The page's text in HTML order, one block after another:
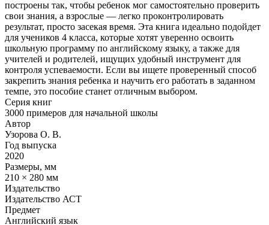
построены так, чтобы ребенок мог самостоятельно проверить
свои знания, а взрослые — легко проконтролировать
результат, просто засекая время. Эта книга идеально подойдет
для учеников 4 класса, которые хотят уверенно освоить
школьную программу по английскому языку, а также для
учителей и родителей, ищущих удобный инструмент для
контроля успеваемости. Если вы ищете проверенный способ
закрепить знания ребенка и научить его работать в заданном
темпе, это пособие станет отличным выбором.
Серия книг
3000 примеров для начальной школы
Автор
Узорова О. В.
Год выпуска
2020
Размеры, мм
210 × 280 мм
Издательство
Издательство АСТ
Предмет
Английский язык